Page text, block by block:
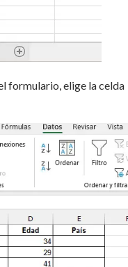
formulario, elige la celda